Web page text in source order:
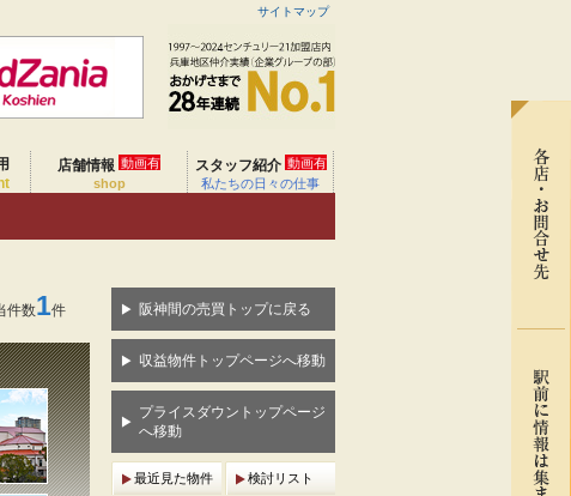
サイトマップ
店舗情報 動画有
shop
スタッフ紹介 動画有
私たちの日々の仕事
件数1件 阪神間の売買トップに戻る
収益物件トップページへ移動
プライスダウントップページ
へ移動
最近見た物件 検討リスト